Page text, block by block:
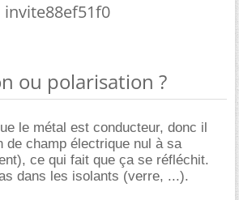
invite88ef51f0
ou polarisation ?
le métal est conducteur, donc il
de champ électrique nul à sa
ce qui fait que ça se réfléchit.
dans les isolants (verre, ...).